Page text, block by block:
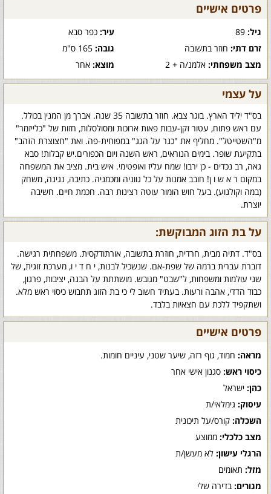
פרטים אישיים
גיל: עיר:כפר סבא
זרם דתי: חוזר בתשובה גובה:165 ס"מ
מצב משפחתי: אלמנ/ה + 2 מוצא:אחר
על עצמי
בס"ד יליד הארץ. בוגר צבא. חוזר בתשובה 35 שנה. אברך מן המנין בכולל.
עם ראש פתוח, עטור זקן-עבות פאות ארוכות ומסולסלות, חזות של "כלייזמר"
מ"השטייטל". מחליף את "כנר על הגג" במפוחית-פה. ואת "חצוצרת הזהב"
בתקיעת שופר. בימים הנוראים, ראש השנה ויום הכפורים.יש קבלות! סבא
גאה, רב נכדים - כן ירבו! שמח עליז ואופטימי. איש בית. מציב את המשפחה
במקום ר א ש ו ן! חובב אמנות על כל גווניה ומכמניה. כתיבה, נגינה, משחק
(במה וקולנוע). בעל חוש הומור עוטה רצינות רבה. חכמת חיים. חשיבה
יוצרת.
על בת הזוג המבוקשת:
בס"ד. דתיה מבית, חרדית, חוזרת בתשובה, אורתודקסית. משפחתית רגישה.
דוברת עברית ברמה של שפת-אם. שנשכיל לבנות, י ח ד י ו, מערכת זוגית, של
שני עולמות ומשפחות, ל"שבט" מגובש. מושתתת על הבנה, יציבות, פרגון,
כבוד הדדי, אהבה ורעות. בעתיד חשוב לי כי בת הזוג תחבוש כיסוי ראש מלא.
ושתקפיד ללכת עם חצאיות בלבד.
פרטים אישיים
מראה: חמוד, גוף רזה, שיער שטני, עיניים חומות.
כיסוי ראש: סגנון אישי אחר
כהן: ישראל
עיסוק: גימלאי/ת
השכלה: קורס/על תיכונית
מצב כלכלי: ממוצע
הרגלי עישון: לא מעשן/ת
מזל: תאומים
מגורים: בדירה שלי